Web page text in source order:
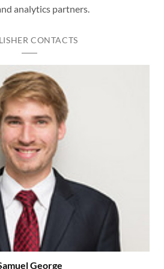
analytics partners.
CONTACTS
George